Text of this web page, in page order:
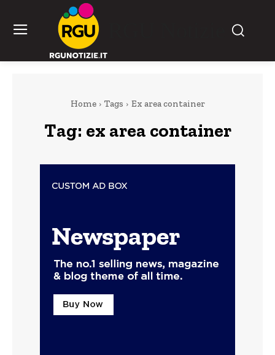
Home Tags Ex area container
Tag: ex area container